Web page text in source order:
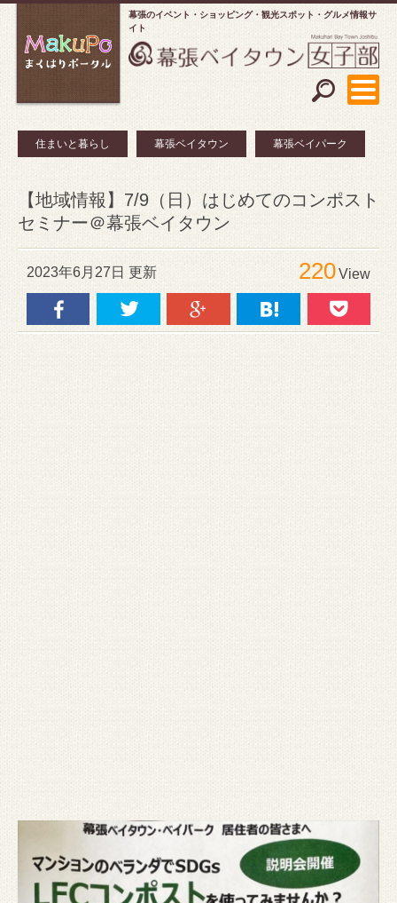
幕張のイベント・ショッピング
観光スポット・グルメ情報サ
イト
住まいと暮らし 幕張ベイタウン 幕張ベイパーク
【地域情報】7/9（日）はじめてのコンポスト
セミナー＠幕張ベイタウン
2023年6月27日 更新 220View